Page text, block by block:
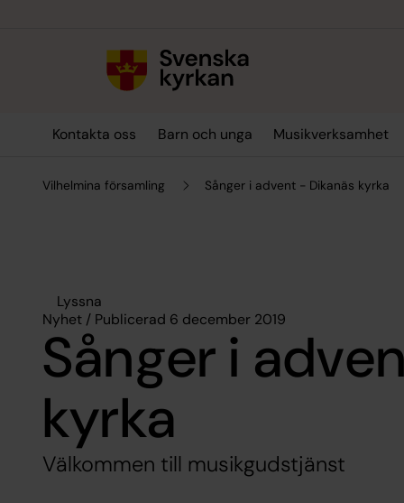
Kontakta oss Barn och unga Musikverksamhet
Vilhelmina församling Sånger i advent - Dikanäs kyrka
Lyssna
Nyhet / Publicerad 6 december 2019
Sånger i
kyrka
Välkommen till musikgudstjänst